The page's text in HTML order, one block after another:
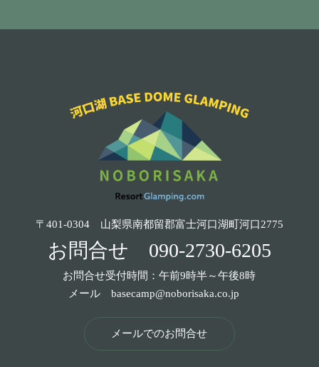
〒401-0304 山梨県南都留郡富士河口湖町河口2775
お問合せ 090-2730-6205
お問合せ受付時間：午前9時半～午後8時
メールbasecamp@noborisaka.co.jp
メールでのお問合せ